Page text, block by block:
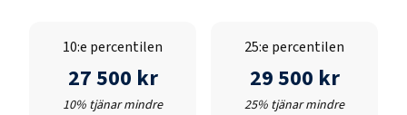
10:e percentilen
27 500 kr
10% tjänar mindre
25:e percentilen
29 500 kr
25% tjänar mindre